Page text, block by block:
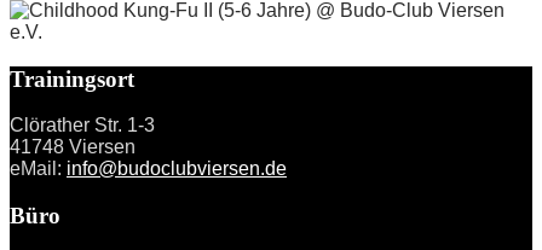
Trainingsort
Clörather Str. 1-3
41748 Viersen
eMail: info@budoclubviersen.de
Büro